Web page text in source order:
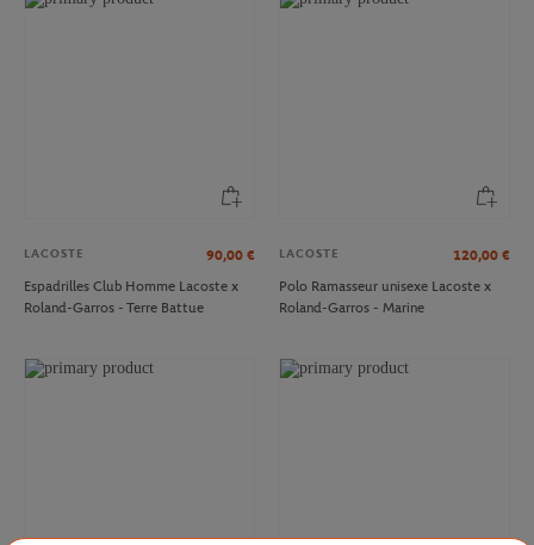
LACOSTE 90,00 €
Espadrilles Club Homme Lacoste x
Roland-Garros - Terre Battue
LACOSTE 120,00 €
Polo Ramasseur unisexe Lacoste x
Roland-Garros - Marine